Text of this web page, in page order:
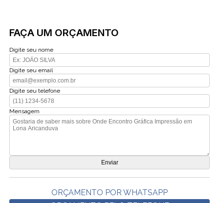
FAÇA UM ORÇAMENTO
Digite seu nome
Digite seu email
Digite seu telefone
Mensagem
ORÇAMENTO POR WHATSAPP